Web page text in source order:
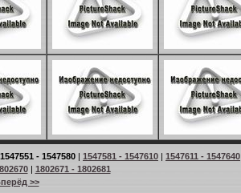
1547551 - 1547580 | 1547581 - 1547610 | 1547611 - 1547640
| 1802671 - 1802681
>>